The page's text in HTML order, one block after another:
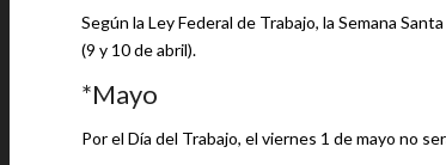
Según la Ley Federal de Trabajo, la Semana
(9 y 10 de abril).
*Mayo
Por el Día del Trabajo, el viernes 1 de mayo no